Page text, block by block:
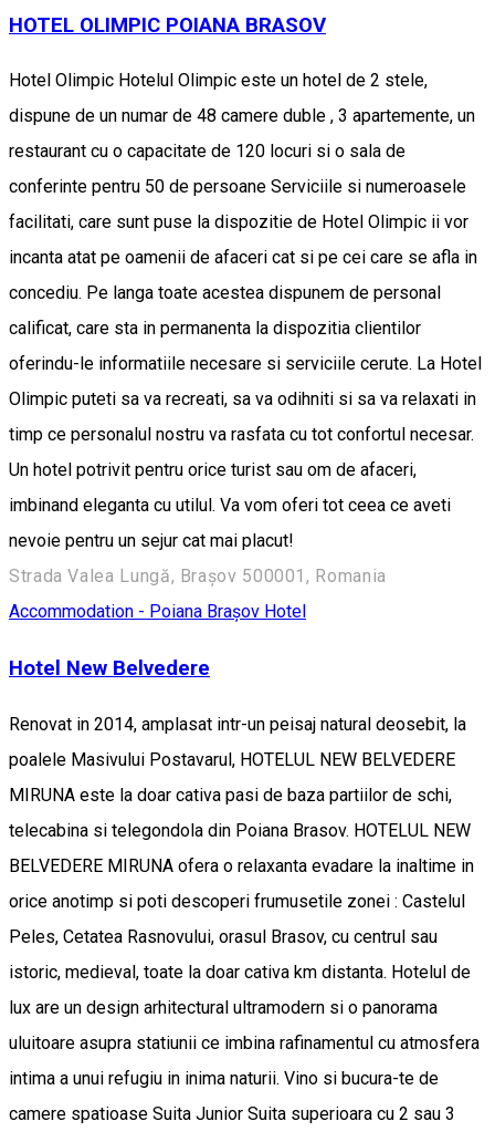
HOTEL OLIMPIC POIANA BRASOV
Hotel Olimpic Hotelul Olimpic este un hotel de 2 stele,
dispune de un numar de 48 camere duble , 3 apartemente, un
restaurant cu o capacitate de 120 locuri si o sala de
conferinte pentru 50 de persoane Serviciile si numeroasele
facilitati, care sunt puse la dispozitie de Hotel Olimpic ii vor
incanta atat pe oamenii de afaceri cat si pe cei care se afla in
concediu. Pe langa toate acestea dispunem de personal
calificat, care sta in permanenta la dispozitia clientilor
oferindu-le informatiile necesare si serviciile cerute. La Hotel
Olimpic puteti sa va recreati, sa va odihniti si sa va relaxati in
timp ce personalul nostru va rasfata cu tot confortul necesar.
Un hotel potrivit pentru orice turist sau om de afaceri,
imbinand eleganta cu utilul. Va vom oferi tot ceea ce aveti
nevoie pentru un sejur cat mai placut!
Strada Valea Lungă, Brașov 500001, Romania
Accommodation - Poiana Brașov Hotel
Hotel New Belvedere
Renovat in 2014, amplasat intr-un peisaj natural deosebit, la
poalele Masivului Postavarul, HOTELUL NEW BELVEDERE
MIRUNA este la doar cativa pasi de baza partiilor de schi,
telecabina si telegondola din Poiana Brasov. HOTELUL NEW
BELVEDERE MIRUNA ofera o relaxanta evadare la inaltime in
orice anotimp si poti descoperi frumusetile zonei : Castelul
Peles, Cetatea Rasnovului, orasul Brasov, cu centrul sau
istoric, medieval, toate la doar cativa km distanta. Hotelul de
lux are un design arhitectural ultramodern si o panorama
uluitoare asupra statiunii ce imbina rafinamentul cu atmosfera
intima a unui refugiu in inima naturii. Vino si bucura-te de
camere spatioase Suita Junior Suita superioara cu 2 sau 3